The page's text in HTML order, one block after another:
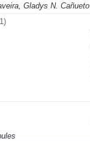
Gladys N. Cañueto